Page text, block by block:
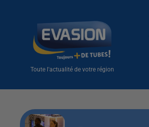
Toute l'actualité de votre région